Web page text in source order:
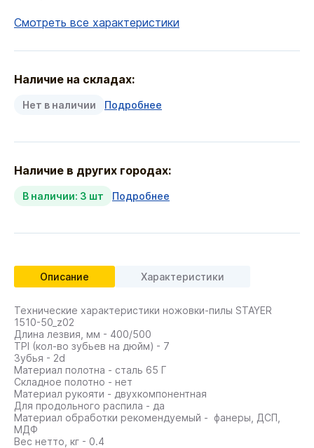
Смотреть все характеристики
Наличие на складах:
Нет в наличии Подробнее
Наличие в других городах:
В наличии: 3 шт Подробнее
Описание Характеристики
Технические характеристики ножовки-пилы STAYER
1510-50_z02
Длина лезвия, мм - 400/500
TPI (кол-во зубьев на дюйм) - 7
Зубья - 2d
Материал полотна - сталь 65 Г
Складное полотно - нет
Материал рукояти - двухкомпонентная
Для продольного распила - да
Материал обработки рекомендуемый - фанеры, ДСП,
МДФ
Вес нетто, кг - 0.4